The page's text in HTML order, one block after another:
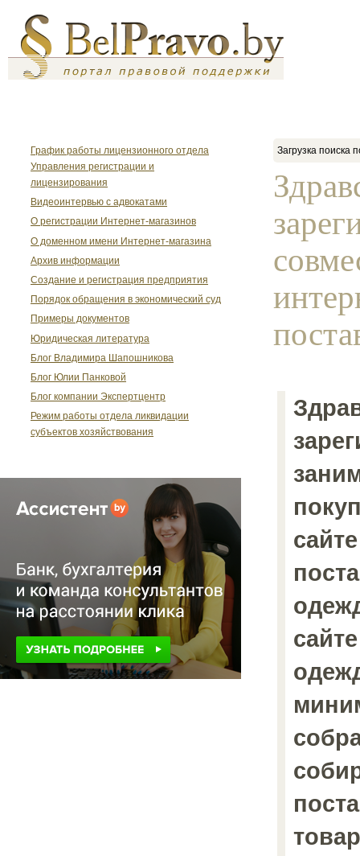
График работы лицензионного отдела
Управления регистрации и
лицензирования
Видеоинтервью с адвокатами
О регистрации Интернет-магазинов
О доменном имени Интернет-магазина
Архив информации
Создание и регистрация предприятия
Порядок обращения в экономический суд
Примеры документов
Юридическая литература
Блог Владимира Шапошникова
Блог Юлии Панковой
Блог компании Экспертцентр
Режим работы отдела ликвидации
субъектов хозяйствования
Загрузка поиска